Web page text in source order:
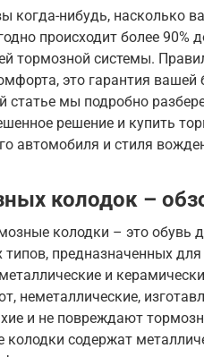
когда-нибудь, насколько
происходит более 90%
тормозной системы.
это гарантия вашей
статье мы подробно
решение и купить
автомобиля и стиля
колодок –
колодки – это обувь
предназначенных
и
неметаллические,
и не повреждают
колодки содержат